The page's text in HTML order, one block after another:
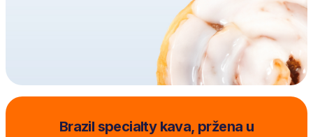
Brazil specialty kava, pržena u